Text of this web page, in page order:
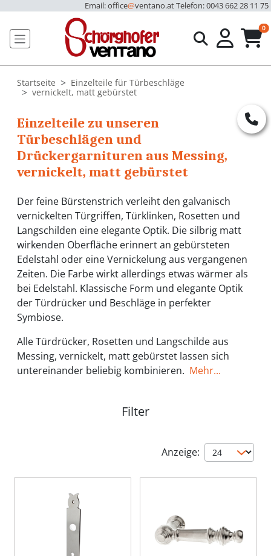
Email: office@ventano.atTelefon: 0043 662 28 11 75
0
Startseite
Einzelteile für Türbeschläge
vernickelt, matt gebürstet
Einzelteile zu unseren
Türbeschlägen und
Drückergarnituren aus Messing,
vernickelt, matt gebürstet
Der feine Bürstenstrich verleiht den galvanisch
vernickelten Türgriffen, Türklinken, Rosetten und
Langschilden eine elegante Optik. Die silbrig matt
wirkenden Oberfläche erinnert an gebürsteten
Edelstahl oder eine Vernickelung aus vergangenen
Zeiten. Die Farbe wirkt allerdings etwas wärmer als
bei Edelstahl. Klassische Form und elegante Optik
der Türdrücker und Beschläge in perfekter
Symbiose.
Alle Türdrücker, Rosetten und Langschilde aus
Messing, vernickelt, matt gebürstet lassen sich
untereinander beliebig kombinieren. Mehr...
Filter
Anzeige: